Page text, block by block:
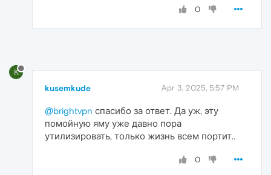
0
K
kusemkude Apr 3, 2025, 5:57 PM
@brightvpn спасибо за ответ. Да уж, эту
помойную яму уже давно пора
утилизировать, только жизнь всем портит..
0